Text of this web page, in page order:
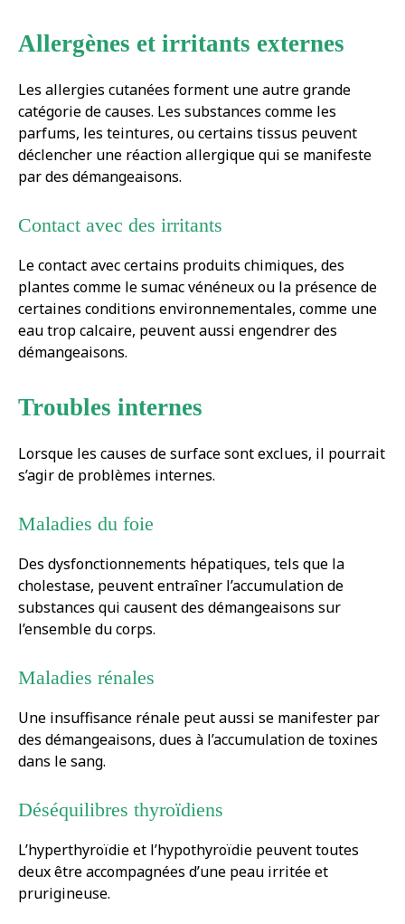
Allergènes et irritants externes
Les allergies cutanées forment une autre grande
catégorie de causes. Les substances comme les
parfums, les teintures, ou certains tissus peuvent
déclencher une réaction allergique qui se manifeste
par des démangeaisons.
Contact avec des irritants
Le contact avec certains produits chimiques, des
plantes comme le sumac vénéneux ou la présence de
certaines conditions environnementales, comme une
eau trop calcaire, peuvent aussi engendrer des
démangeaisons.
Troubles internes
Lorsque les causes de surface sont exclues, il pourrait
s’agir de problèmes internes.
Maladies du foie
Des dysfonctionnements hépatiques, tels que la
cholestase, peuvent entraîner l’accumulation de
substances qui causent des démangeaisons sur
l’ensemble du corps.
Maladies rénales
Une insuffisance rénale peut aussi se manifester par
des démangeaisons, dues à l’accumulation de toxines
dans le sang.
Déséquilibres thyroïdiens
L’hyperthyroïdie et l’hypothyroïdie peuvent toutes
deux être accompagnées d’une peau irritée et
prurigineuse.